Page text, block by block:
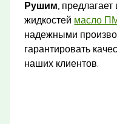
Рушим,
жидкостей масло
надежными
гарантировать
наших клиентов.